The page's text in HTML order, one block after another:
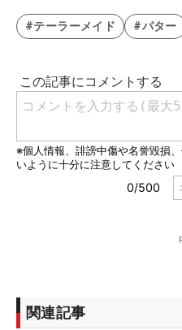
#テーラーメイド #パター
関連記事